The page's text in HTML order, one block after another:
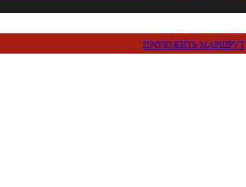
ПРОЛОЖИТЬ МАРШРУТ